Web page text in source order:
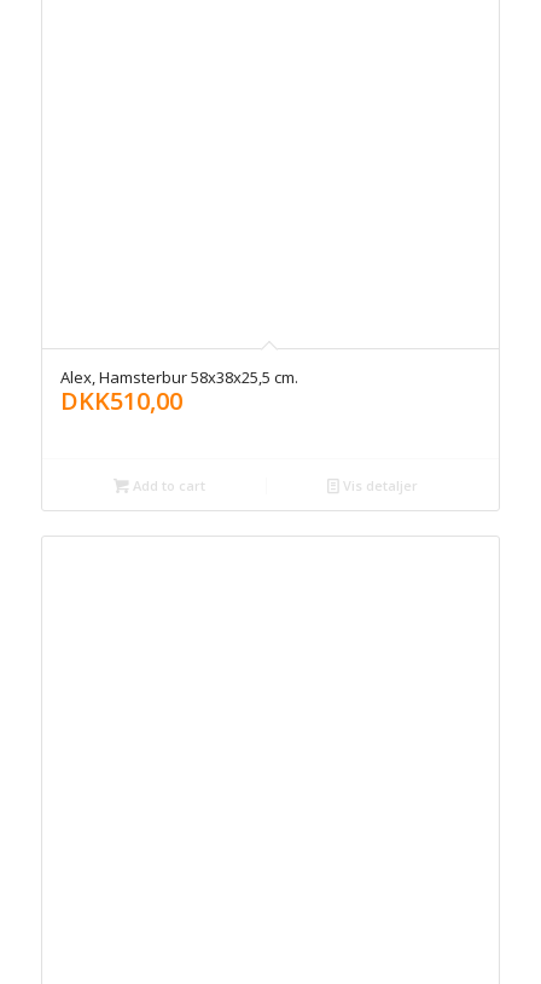
Alex, Hamsterbur 58x38x25,5 cm.
DKK510,00
Add to cart Vis detaljer